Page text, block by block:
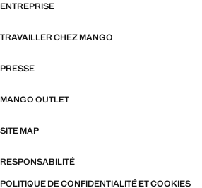
ENTREPRISE
TRAVAILLER CHEZ MANGO
PRESSE
MANGO OUTLET
SITE MAP
RESPONSABILITÉ
POLITIQUE DE CONFIDENTIALITÉ ET COOKIES